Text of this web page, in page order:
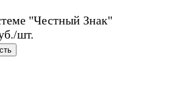
"Честный Знак"
шт.